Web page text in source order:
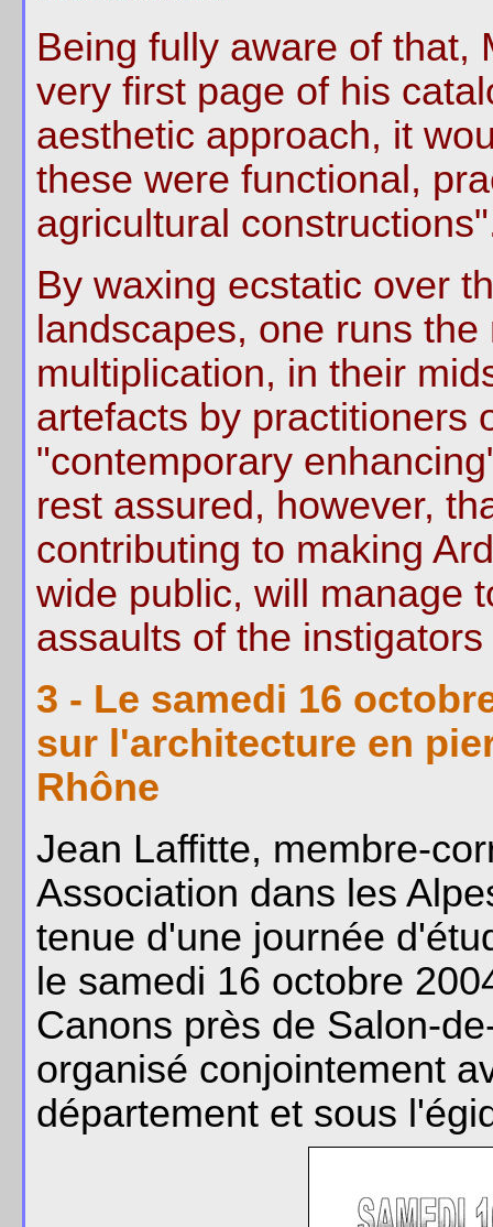
Being fully aware of that,
very first page of his
aesthetic approach, it
these were functional,
agricultural
By waxing ecstatic over
landscapes, one runs
multiplication, in their
artefacts by practitioners
"contemporary
rest assured, however,
contributing to making
wide public, will manage
assaults of the
3 - Le samedi 16
sur l'architecture en
Rhône
Jean Laffitte, membre-
Association dans les
tenue d'une journée
le samedi 16 octobre
Canons près de Salon-
organisé conjointement
département et sous